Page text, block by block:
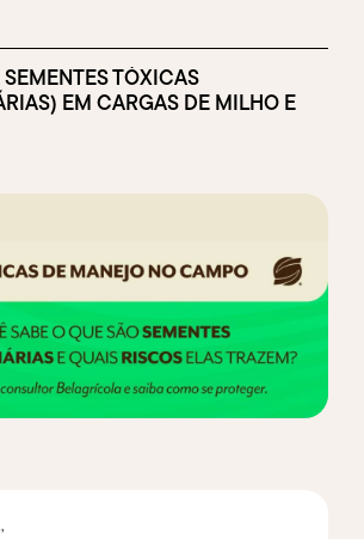
SEMENTES TÓXICAS
EM CARGAS DE MILHO E